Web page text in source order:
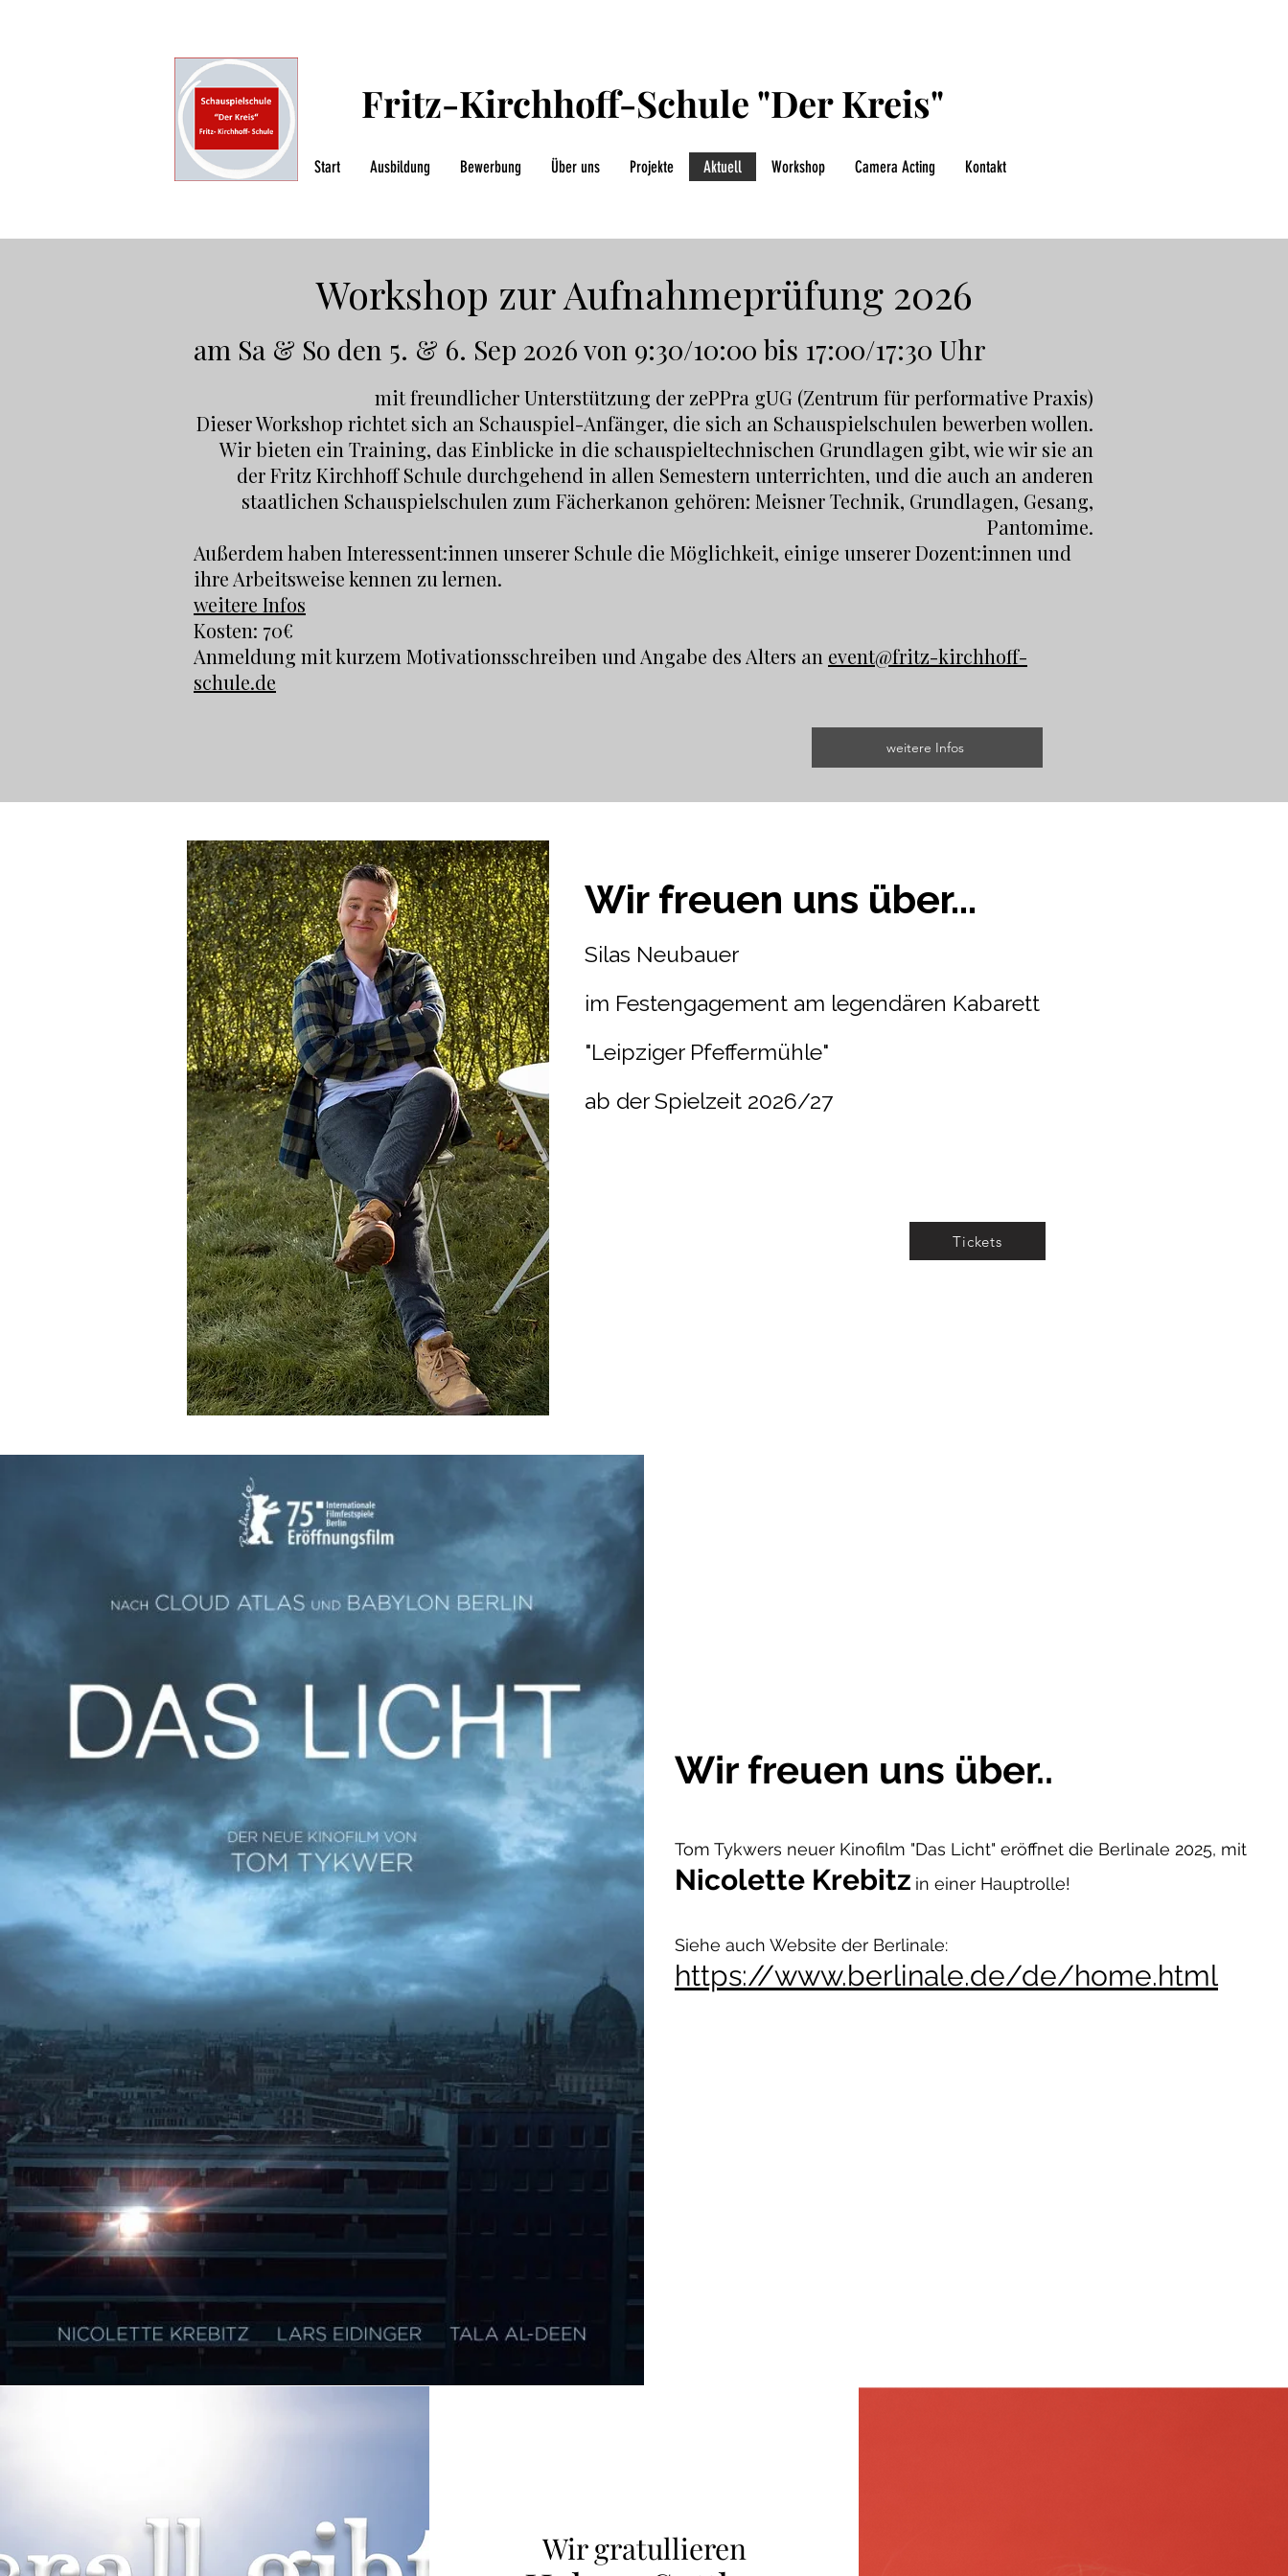
Fritz-Kirchhoff-Schule "Der Kreis"
Start Ausbildung Bewerbung Über uns Projekte Aktuell Workshop Camera Acting Kontakt
Workshop zur Aufnahmeprüfung 2026
am Sa & So den 5. & 6. Sep 2026 von 9:30/10:00 bis 17:00/17:30 Uhr
mit freundlicher Unterstützung der zePPra gUG (Zentrum für performative Praxis)
Dieser Workshop richtet sich an Schauspiel-Anfänger, die sich an Schauspielschulen bewerben wollen.
Wir bieten ein Training, das Einblicke in die schauspieltechnischen Grundlagen gibt, wie wir sie an
der Fritz Kirchhoff Schule durchgehend in allen Semestern unterrichten, und die auch an anderen
staatlichen Schauspielschulen zum Fächerkanon gehören: Meisner Technik, Grundlagen, Gesang,
Pantomime.
Außerdem haben Interessent:innen unserer Schule die Möglichkeit, einige unserer Dozent:innen und
ihre Arbeitsweise kennen zu lernen.
weitere Infos
Kosten: 70€
Anmeldung mit kurzem Motivationsschreiben und Angabe des Alters an event@fritz-kirchhoff-
schule.de
weitere Infos
Wir freuen uns über...
Silas Neubauer
im Festengagement am legendären Kabarett
"Leipziger Pfeffermühle"
ab der Spielzeit 2026/27
Tickets
Wir freuen uns über..
Tom Tykwers neuer Kinofilm "Das Licht" eröffnet die Berlinale 2025, mit
Nicolette Krebitz in einer Hauptrolle!
Siehe auch Website der Berlinale:
https://www.berlinale.de/de/home.html
Wir gratullieren